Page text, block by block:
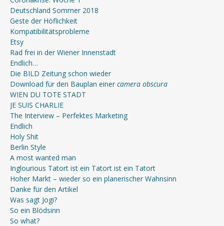
Deutschland Sommer 2018
Geste der Höflichkeit
Kompatibilitätsprobleme
Etsy
Rad frei in der Wiener Innenstadt
Endlich…
Die BILD Zeitung schon wieder
Download für den Bauplan einer camera obscura
WIEN DU TOTE STADT
JE SUIS CHARLIE
The Interview – Perfektes Marketing
Endlich
Holy Shit
Berlin Style
A most wanted man
Inglourious Tatort ist ein Tatort ist ein Tatort
Hoher Markt – wieder so ein planerischer Wahnsinn
Danke für den Artikel
Was sagt Jogi?
So ein Blödsinn
So what?